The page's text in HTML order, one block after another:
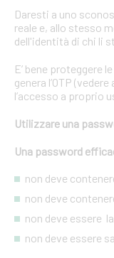
Daresti a uno
reale e, allo stesso
dell'identità di chi li
E’ bene proteggere
genera l’OTP
l’accesso a proprio
Utilizzare una
Una password
non deve
non deve
non deve essere
non deve essere